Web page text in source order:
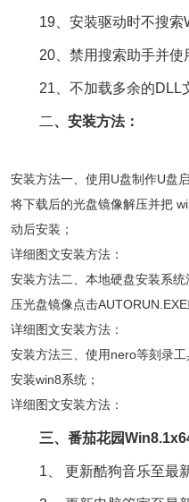
19、安装驱动时不搜索
20、禁用搜索助手并使
21、不加载多余的DLL
二、安装方法：
安装方法一、使用U盘制作U盘
将下载后的光盘镜像解压并把
动后安装；
详细图文安装方法：
安装方法二、本地硬盘安装系
压光盘镜像点击
详细图文安装方法：
安装方法三、使用nero等刻录
安装win8系统；
详细图文安装方法：
三、番茄花园
1、 更新酷狗音乐至最